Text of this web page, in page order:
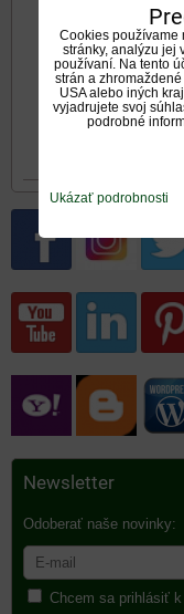
Hodnotenie
Oboznámil
(Povinné)
Newsletter
Odoberať naše novinky:
Chcem sa prihlásiť
Cookies používame
stránky, analýzu jej
používaní. Na tento
strán a
USA alebo iných
vyjadrujete svoj
podrobné
Ukázať podrobnosti